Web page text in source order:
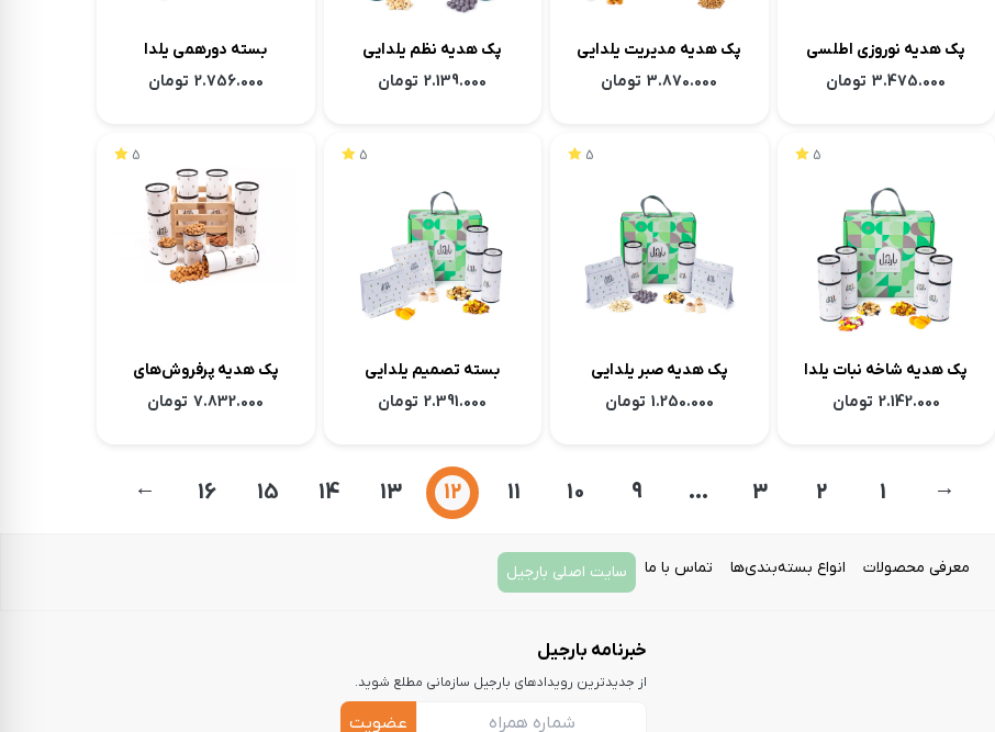
پک هدیه نوروزی اطلسی
3.475.000 تومان
پک هدیه مدیریت یلدایی
3.870.000 تومان
پک هدیه نظم یلدایی
2.139.000 تومان
بسته دورهمی یلدا
2.756.000 تومان
5
پک هدیه شاخه نبات یلدا
2.142.000 تومان
5
پک هدیه صبر یلدایی
1.250.000 تومان
5
بسته تصمیم یلدایی
2.391.000 تومان
5
پک هدیه پرفروش‌های
سنتی بارجیل
7.832.000 تومان
←
1
2
3
…
9
10
11
12
13
14
15
16
→
معرفی محصولات انواع بسته‌بندی‌ها تماس با ما سایت اصلی بارجیل
خبرنامه بارجیل
از جدیدترین رویدادهای بارجیل سازمانی مطلع شوید.
عضویت